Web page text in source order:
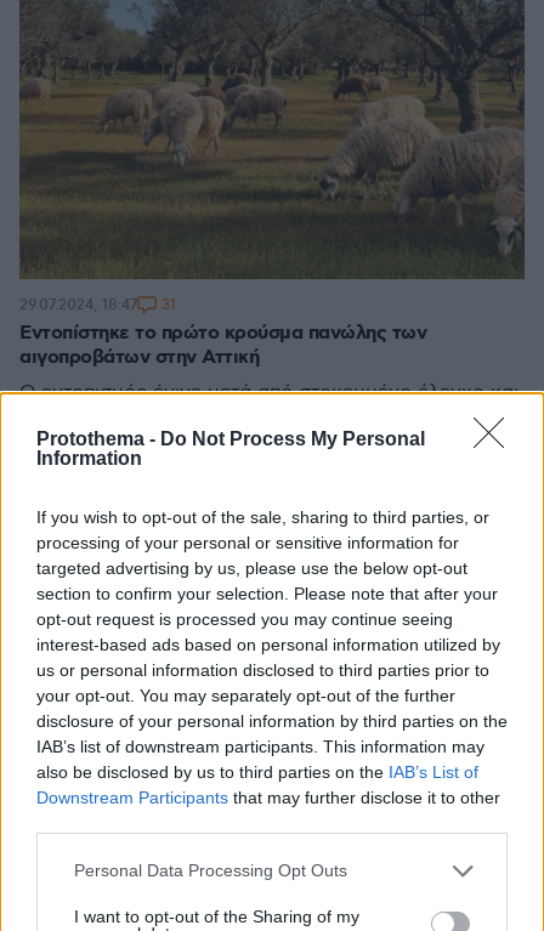
Protothema - Do Not Process My Personal
Information
If you wish to opt-out of the sale, sharing to third parties, or
processing of your personal or sensitive information for
targeted advertising by us, please use the below opt-out
section to confirm your selection. Please note that after your
opt-out request is processed you may continue seeing
interest-based ads based on personal information utilized by
us or personal information disclosed to third parties prior to
your opt-out. You may separately opt-out of the further
disclosure of your personal information by third parties on the
IAB’s list of downstream participants. This information may
also be disclosed by us to third parties on the IAB’s List of
Downstream Participants that may further disclose it to other
Please note that this website/app uses one or more Google
not limited to your visit or usage behaviour. You may click to
Personal Data Processing Opt Outs
I want to opt-out of the Sharing of my
Εντοπίστηκε το πρώτο κρούσμα πανώλης των
αιγοπροβάτων στην Αττική
Ο εντοπισμός έγινε μετά από στοχευμένο έλεγχο και
ιχνηλάτηση - Σε επιφυλακή η περιφέρεια Αττικής,
απαγορεύτηκαν οι μετακινήσεις των ζώων στην
επικράτεια
29.07.2024, 18:47 31